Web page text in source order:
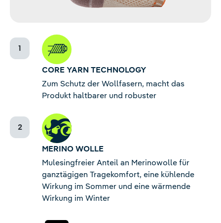
CORE YARN TECHNOLOGY
Zum Schutz der Wollfasern, macht das
Produkt haltbarer und robuster
MERINO WOLLE
Mulesingfreier Anteil an Merinowolle für
ganztägigen Tragekomfort, eine kühlende
Wirkung im Sommer und eine wärmende
Wirkung im Winter